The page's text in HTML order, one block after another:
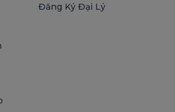
Đăng Ký Đại Lý